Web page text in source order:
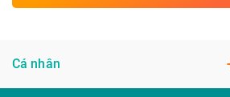
Cá nhân